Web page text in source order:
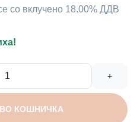
со вклучено 18.00% ДДВ
+
КОШНИЧКА